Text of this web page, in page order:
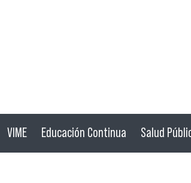
VIME Educación Continua Salud